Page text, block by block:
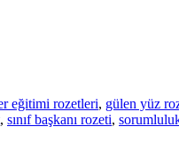
eğitimi rozetleri, gülen yüz
, sınıf başkanı rozeti,